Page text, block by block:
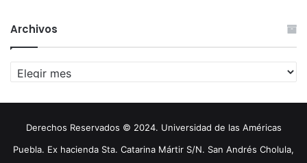
Archivos
Archivos
Derechos Reservados © 2024. Universidad de las Américas
Puebla. Ex hacienda Sta. Catarina Mártir S/N. San Andrés Cholula,